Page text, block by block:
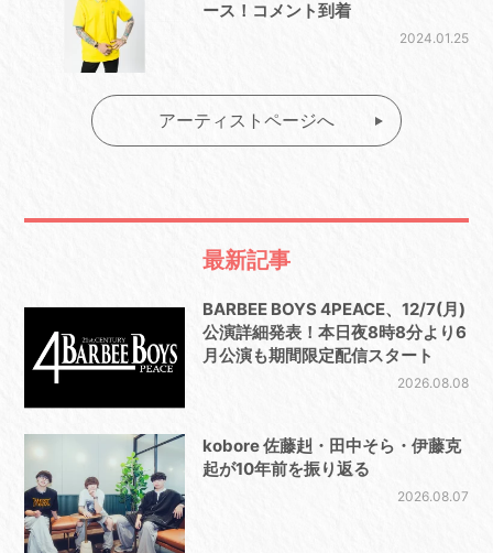
ース！コメント到着
2024.01.25
アーティストページへ
最新記事
BARBEE BOYS 4PEACE、12/7(月)
公演詳細発表！本日夜8時8分より6
月公演も期間限定配信スタート
2026.08.08
kobore 佐藤赳・田中そら・伊藤克
起が10年前を振り返る
2026.08.07